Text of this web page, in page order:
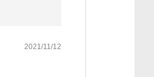
2021/11/12